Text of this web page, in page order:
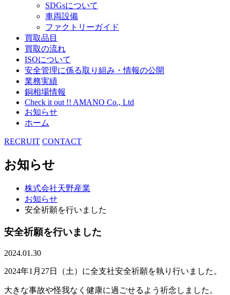
SDGsについて
車両設備
ファクトリーガイド
買取品目
買取の流れ
ISOについて
安全管理に係る取り組み・情報の公開
業務実績
銅相場情報
Check it out !! AMANO Co., Ltd
お知らせ
ホーム
RECRUIT CONTACT
お知らせ
株式会社天野産業
お知らせ
安全祈願を行いました
安全祈願を行いました
2024.01.30
2024年1月27日（土）に全支社安全祈願を執り行いました。
大きな事故や怪我なく健康に過ごせるよう祈念しました。